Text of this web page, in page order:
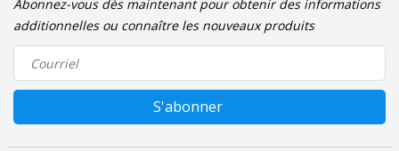
Abonnez-vous dès maintenant pour obtenir des informations
additionnelles ou connaître les nouveaux produits
S'abonner